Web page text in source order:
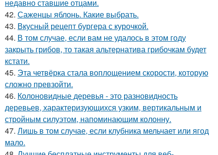
недавно ставшие отцами.
42. Саженцы яблонь. Какие выбрать.
43. Вкусный рецепт бургера с курочкой.
44. В том случае, если вам не удалось в этом году
закрыть грибов, то такая альтернатива грибочкам будет
кстати.
45. Эта четвёрка стала воплощением скорости, которую
сложно превзойти.
46. Колоновидные деревья - это разновидность
деревьев, характеризующихся узким, вертикальным и
стройным силуэтом, напоминающим колонну.
47. Лишь в том случае, если клубника мельчает или ягод
мало.